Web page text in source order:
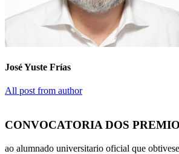
José Yuste Frías
All post from author
CONVOCATORIA DOS
ao alumnado universitario oficial que